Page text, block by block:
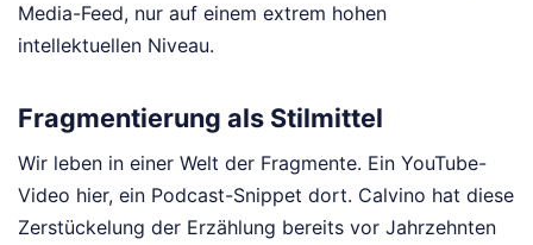
Media-Feed, nur auf einem extrem hohen
intellektuellen Niveau.
Fragmentierung als Stilmittel
Wir leben in einer Welt der Fragmente. Ein YouTube-
Video hier, ein Podcast-Snippet dort. Calvino hat diese
Zerstückelung der Erzählung bereits vor Jahrzehnten